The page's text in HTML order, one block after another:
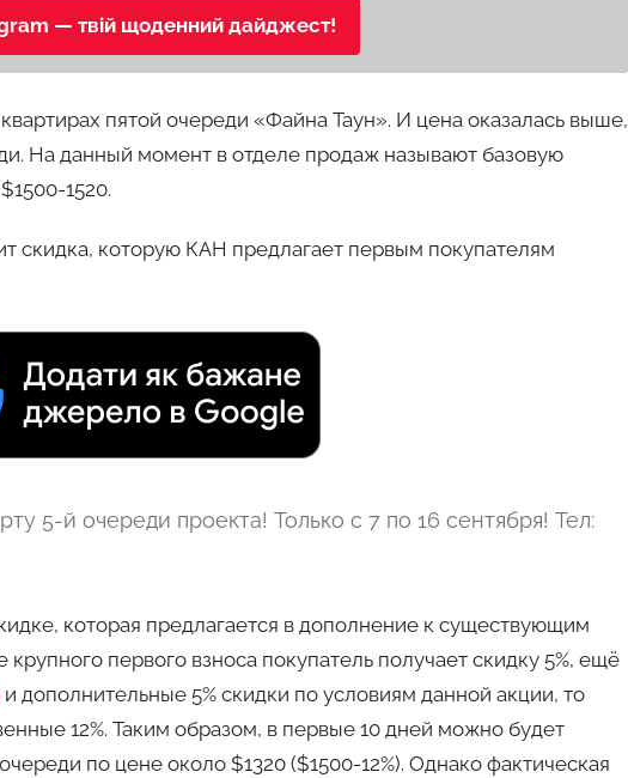
— твій щоденний дайджест!
пятой очереди «Файна Таун». И цена оказалась выше,
На данный момент в отделе продаж называют базовую
1520.
скидка, которую КАН предлагает первым покупателям
5-й очереди проекта! Только с 7 по 16 сентября! Тел:
которая предлагается в дополнение к существующим
первого взноса покупатель получает скидку 5%, ещё
и дополнительные 5% скидки по условиям данной акции, то
12%. Таким образом, в первые 10 дней можно будет
по цене около $1320 ($1500-12%). Однако фактическая